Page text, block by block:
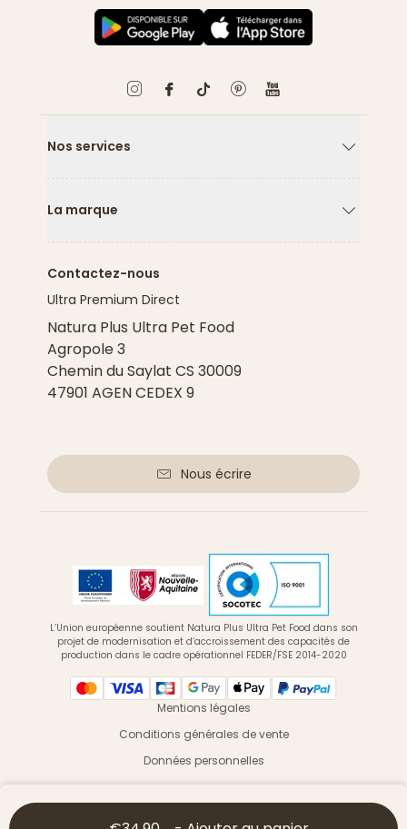
Nos services
La marque
Contactez-nous
Ultra Premium Direct
Natura Plus Ultra Pet Food
Agropole 3
Chemin du Saylat CS 30009
47901 AGEN CEDEX 9
Nous écrire
L’Union européenne soutient Natura Plus Ultra Pet Food dans son
projet de modernisation et d’accroissement des capacités de
production dans le cadre opérationnel FEDER/FSE 2014-2020
Mentions légales
Conditions générales de vente
Données personnelles
© 2026 Ultra Premium Direct - Tous droits réservés